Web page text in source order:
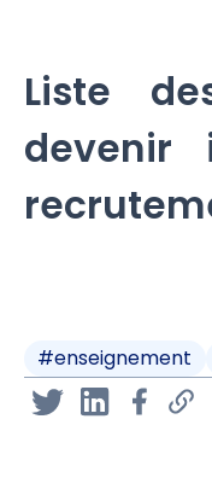
Liste
devenir
#enseignement